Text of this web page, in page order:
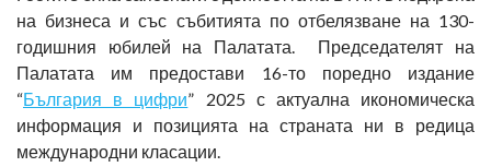
на бизнеса и със събитията по отбелязване на 130-
годишния юбилей на Палатата. Председателят на
Палатата им предостави 16-то поредно издание
“България в цифри” 2025 с актуална икономическа
информация и позицията на страната ни в редица
международни класации.